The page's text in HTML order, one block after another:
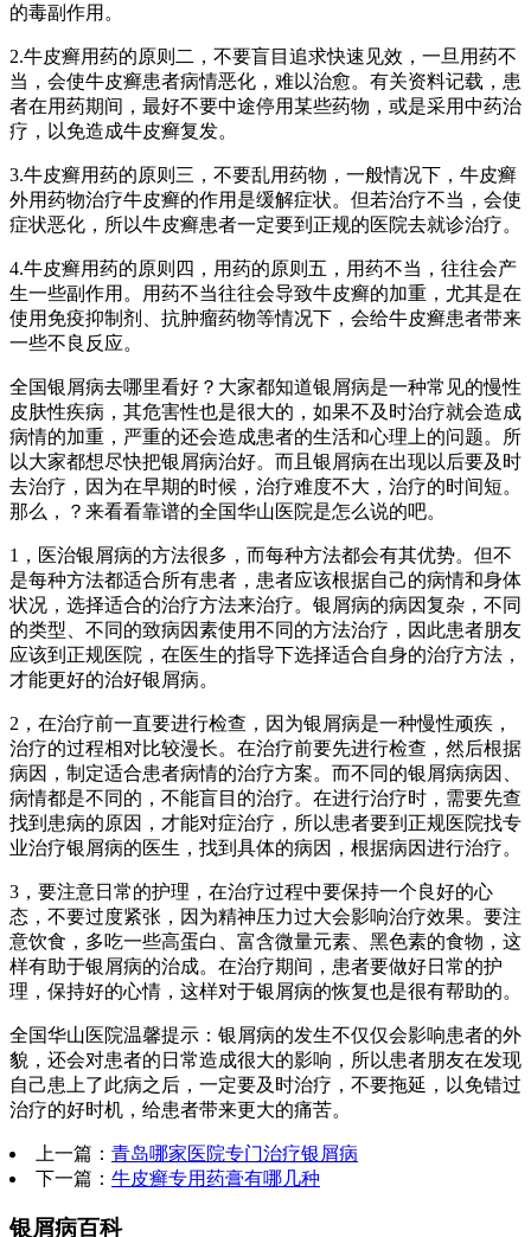
的毒副作用。
2.牛皮癣用药的原则二，不要盲目追求快速见效，一旦用药不
当，会使牛皮癣患者病情恶化，难以治愈。有关资料记载，患
者在用药期间，最好不要中途停用某些药物，或是采用中药治
疗，以免造成牛皮癣复发。
3.牛皮癣用药的原则三，不要乱用药物，一般情况下，牛皮癣
外用药物治疗牛皮癣的作用是缓解症状。但若治疗不当，会使
症状恶化，所以牛皮癣患者一定要到正规的医院去就诊治疗。
4.牛皮癣用药的原则四，用药的原则五，用药不当，往往会产
生一些副作用。用药不当往往会导致牛皮癣的加重，尤其是在
使用免疫抑制剂、抗肿瘤药物等情况下，会给牛皮癣患者带来
一些不良反应。
全国银屑病去哪里看好？大家都知道银屑病是一种常见的慢性
皮肤性疾病，其危害性也是很大的，如果不及时治疗就会造成
病情的加重，严重的还会造成患者的生活和心理上的问题。所
以大家都想尽快把银屑病治好。而且银屑病在出现以后要及时
去治疗，因为在早期的时候，治疗难度不大，治疗的时间短。
那么，？来看看靠谱的全国华山医院是怎么说的吧。
1，医治银屑病的方法很多，而每种方法都会有其优势。但不
是每种方法都适合所有患者，患者应该根据自己的病情和身体
状况，选择适合的治疗方法来治疗。银屑病的病因复杂，不同
的类型、不同的致病因素使用不同的方法治疗，因此患者朋友
应该到正规医院，在医生的指导下选择适合自身的治疗方法，
才能更好的治好银屑病。
2，在治疗前一直要进行检查，因为银屑病是一种慢性顽疾，
治疗的过程相对比较漫长。在治疗前要先进行检查，然后根据
病因，制定适合患者病情的治疗方案。而不同的银屑病病因、
病情都是不同的，不能盲目的治疗。在进行治疗时，需要先查
找到患病的原因，才能对症治疗，所以患者要到正规医院找专
业治疗银屑病的医生，找到具体的病因，根据病因进行治疗。
3，要注意日常的护理，在治疗过程中要保持一个良好的心
态，不要过度紧张，因为精神压力过大会影响治疗效果。要注
意饮食，多吃一些高蛋白、富含微量元素、黑色素的食物，这
样有助于银屑病的治成。在治疗期间，患者要做好日常的护
理，保持好的心情，这样对于银屑病的恢复也是很有帮助的。
全国华山医院温馨提示：银屑病的发生不仅仅会影响患者的外
貌，还会对患者的日常造成很大的影响，所以患者朋友在发现
自己患上了此病之后，一定要及时治疗，不要拖延，以免错过
治疗的好时机，给患者带来更大的痛苦。
上一篇： 青岛哪家医院专门治疗银屑病
下一篇： 牛皮癣专用药膏有哪几种
银屑病百科